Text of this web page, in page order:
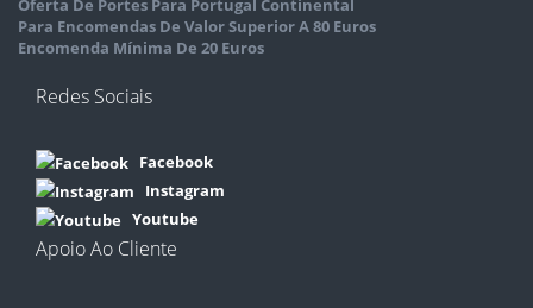
Oferta De Portes Para Portugal Continental
Para Encomendas De Valor Superior A 80 Euros
Encomenda Mínima De 20 Euros
Redes Sociais
Facebook
Instagram
Youtube
Apoio Ao Cliente